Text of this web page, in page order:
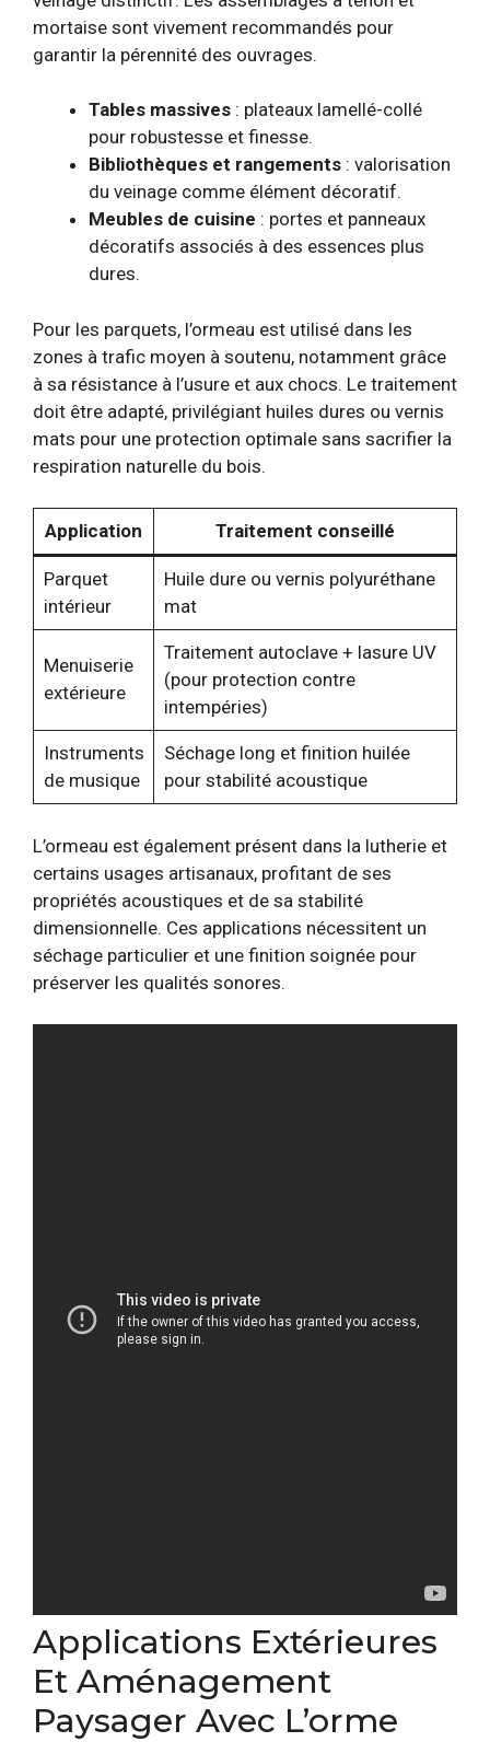
mortaise sont vivement recommandés pour
garantir la pérennité des ouvrages.
Tables massives : plateaux lamellé-collé
pour robustesse et finesse.
Bibliothèques et rangements : valorisation
du veinage comme élément décoratif.
Meubles de cuisine : portes et panneaux
décoratifs associés à des essences plus
dures.
Pour les parquets, l’ormeau est utilisé dans les
zones à trafic moyen à soutenu, notamment grâce
à sa résistance à l’usure et aux chocs. Le traitement
doit être adapté, privilégiant huiles dures ou vernis
mats pour une protection optimale sans sacrifier la
respiration naturelle du bois.
Application Traitement conseillé
Parquet
intérieur
Huile dure ou vernis polyuréthane
mat
Menuiserie
extérieure
Traitement autoclave + lasure UV
(pour protection contre
intempéries)
Instruments
de musique
Séchage long et finition huilée
pour stabilité acoustique
L’ormeau est également présent dans la lutherie et
certains usages artisanaux, profitant de ses
propriétés acoustiques et de sa stabilité
dimensionnelle. Ces applications nécessitent un
séchage particulier et une finition soignée pour
préserver les qualités sonores.
Applications Extérieures
Et Aménagement
Paysager Avec L’orme